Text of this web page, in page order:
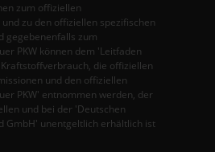
zum offiziellen
zu den offiziellen spezifischen
gegebenenfalls zum
PKW können dem 'Leitfaden
die offiziellen
und den offiziellen
PKW' entnommen werden, der
und bei der 'Deutschen
GmbH' unentgeltlich erhältlich ist